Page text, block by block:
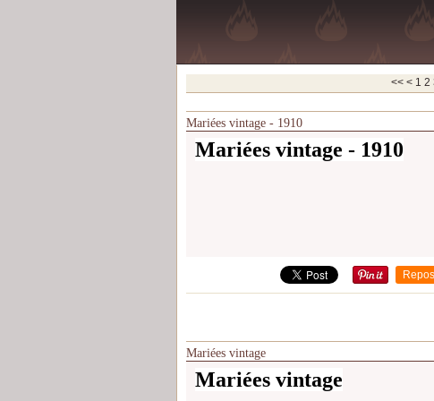
<< < 1 2
Mariées vintage - 1910
Mariées vintage - 1910
Mariées vintage
Mariées vintage